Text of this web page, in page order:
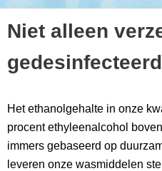
Niet alleen
gedesinfecteerd
Het ethanolgehalte in onze
procent ethyleenalcohol
immers gebaseerd op
leveren onze wasmiddelen